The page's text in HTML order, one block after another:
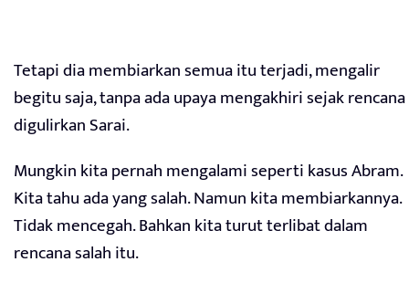
Tetapi dia membiarkan semua itu terjadi, mengalir
begitu saja, tanpa ada upaya mengakhiri sejak rencana
digulirkan Sarai.
Mungkin kita pernah mengalami seperti kasus Abram.
Kita tahu ada yang salah. Namun kita membiarkannya.
Tidak mencegah. Bahkan kita turut terlibat dalam
rencana salah itu.